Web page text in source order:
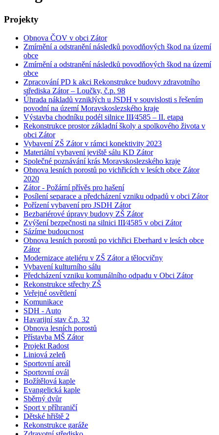
Projekty
Obnova ČOV v obci Zátor
Zmírnění a odstranění následků povodňových škod na území
obce
Zmírnění a odstranění následků povodňových škod na území
obce
Zpracování PD k akci Rekonstrukce budovy zdravotního
střediska Zátor – Loučky, č.p. 98
Úhrada nákladů vzniklých u JSDH v souvislosti s řešením
povodní na území Moravskoslezského kraje
Výstavba chodníku podél silnice III⁄4585 – II. etapa
Rekonstrukce prostor základní školy a spolkového života v
obci Zátor
Vybavení ZŠ Zátor v rámci konektivity 2023
Materiální vybavení jeviště sálu KD Zátor
Společné poznávání krás Moravskoslezského kraje
Obnova lesních porostů po vichřicích v lesích obce Zátor
2020
Zátor - Požární přívěs pro hašení
Posílení separace a předcházení vzniku odpadů v obci Zátor
Pořízení vybavení pro JSDH Zátor
Bezbariérové úpravy budovy ZŠ Zátor
Zvýšení bezpečnosti na silnici III⁄4585 v obci Zátor
Sázíme budoucnost
Obnova lesních porostů po vichřici Eberhard v lesích obce
Zátor
Modernizace ateliéru v ZŠ Zátor a tělocvičny
Vybavení kulturního sálu
Předcházení vzniku komunálního odpadu v Obci Zátor
Rekonstrukce střechy ZŠ
Veřejné osvětlení
Komunikace
SDH - Auto
Havarijní stav č.p. 32
Obnova lesních porostů
Přístavba MŠ Zátor
Projekt Radost
Liniová zeleň
Sportovní areál
Sportovní ovál
Božítělová kaple
Evangelická kaple
Sběrný dvůr
Sport v příhraničí
Dětské hřiště 2
Rekonstrukce garáže